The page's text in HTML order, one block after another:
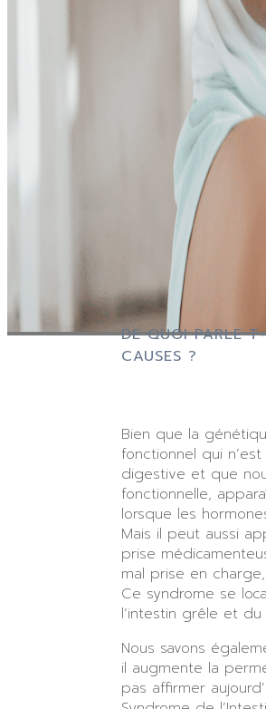
DE QUOI PARLE
CAUSES ?
Bien que la
fonctionnel qui
digestive et que
fonctionnelle,
lorsque les
Mais il peut aussi
prise
mal prise en
Ce syndrome se
l’intestin grêle et du
Nous savons
il augmente la
pas affirmer